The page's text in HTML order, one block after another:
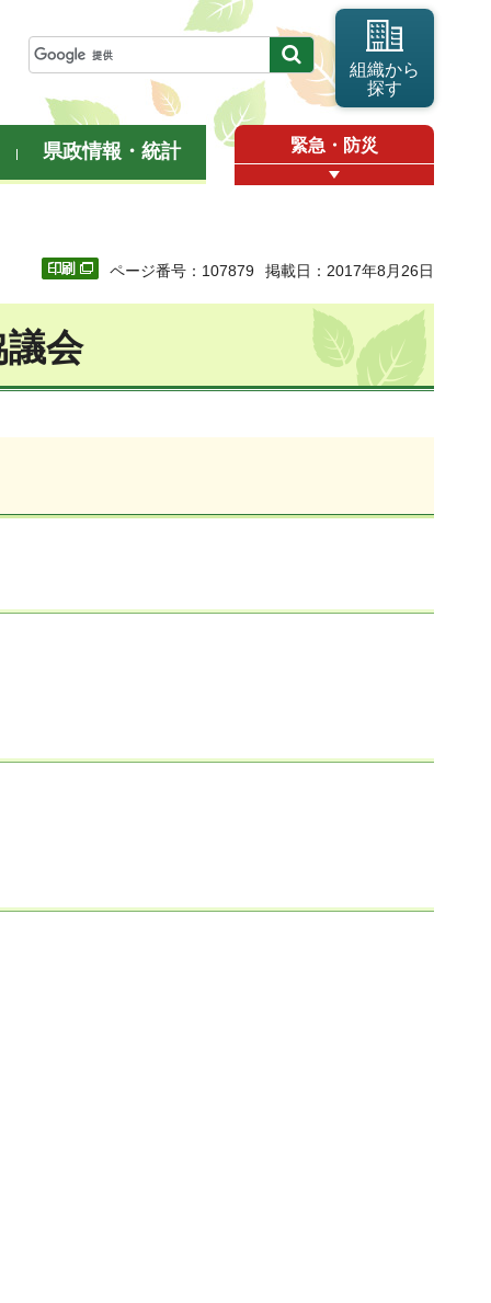
組織から
探す
県政情報・統計 緊急・防災
ページ番号：107879 掲載日：2017年8月26日
会